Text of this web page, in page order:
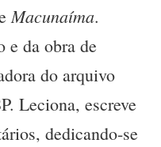
Macunaíma.
e da obra de
do arquivo
Leciona, escreve
dedicando-se